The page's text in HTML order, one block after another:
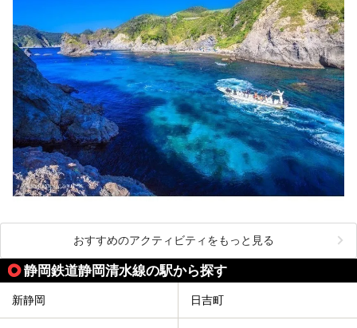
おすすめのアクティビティをもっと見る
静岡鉄道静岡清水線の駅から探す
新静岡 日吉町